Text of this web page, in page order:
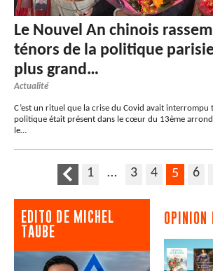
Le Nouvel An chinois
ténors de la politique
plus grand…
Actualité
C’est un rituel que la crise du Covid avait interrompu
politique était présent dans le cœur du 13ème
le…
1 … 3 4 5 6
EDITO DE MICHEL
TAUBE
OPINION